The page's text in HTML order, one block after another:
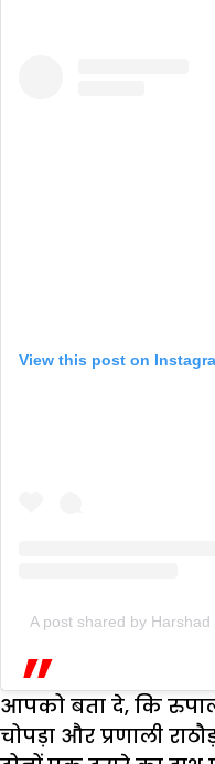
View this post on
A post shared by
आपको बता दे, कि
चोपड़ा और प्रणाली